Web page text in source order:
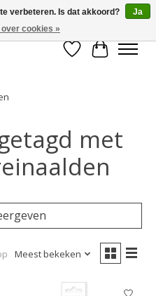
Verlanglijst
met
Meest bekeken
verbeteren. Is dat akkoord?
Ja
over cookies »